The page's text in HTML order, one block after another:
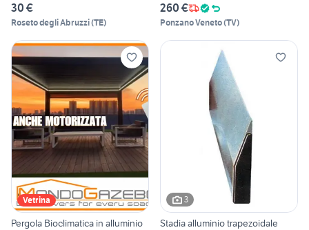
30 €
Roseto degli Abruzzi(TE)
260 €
Ponzano Veneto(TV)
Vetrina
Pergola Bioclimatica in alluminio
3
Stadia alluminio trapezoidale